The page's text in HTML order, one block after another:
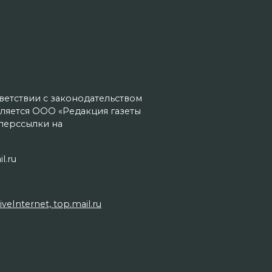
с законодательством
ООО «Редакция газеты
на
top.mail.ru